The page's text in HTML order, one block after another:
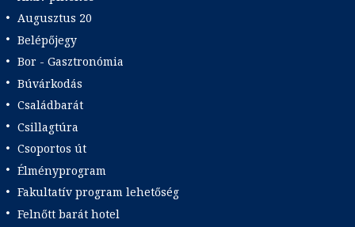
Augusztus 20
Belépőjegy
Bor - Gasztronómia
Búvárkodás
Családbarát
Csillagtúra
Csoportos út
Élményprogram
Fakultatív program lehetőség
Felnőtt barát hotel